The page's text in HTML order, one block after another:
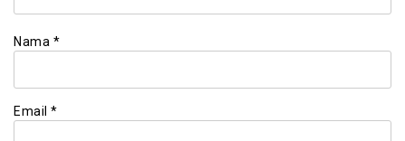
Nama *
Email *